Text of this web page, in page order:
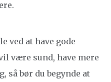
ved at have gode
være sund, have mere
så bør du begynde at